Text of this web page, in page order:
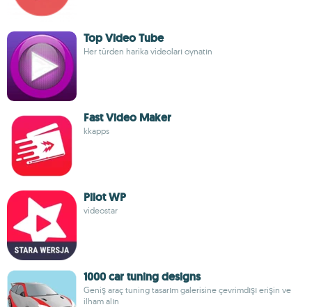
Top Video Tube
Her türden harika videoları oynatın
Fast Video Maker
kkapps
Pilot WP
videostar
1000 car tuning designs
Geniş araç tuning tasarım galerisine çevrimdışı erişin ve
ilham alın